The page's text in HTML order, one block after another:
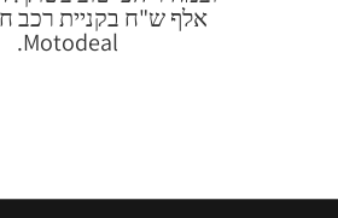
אלף ש"ח בקניית רכב
Motodeal.